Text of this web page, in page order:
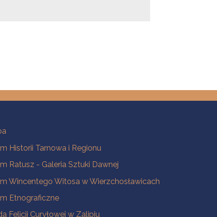
Historii Tarnowa i Regionu
Ratusz - Galeria Sztuki Dawnej
Wincentego Witosa w Wierzchosławicach
Etnograficzne
Felicji Curyłowej w Zalipiu